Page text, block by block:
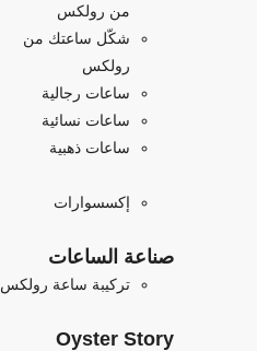
من رولكس
شكّل ساعتك من
رولكس
ساعات رجالية
ساعات نسائية
ساعات ذهبية
إكسسوارات
صناعة الساعات
تركيبة ساعة رولكس
Oyster Story